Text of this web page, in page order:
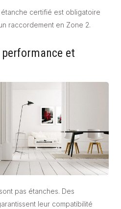
certifié est obligatoire
raccordement en Zone 2.
et
pas étanches. Des
leur compatibilité